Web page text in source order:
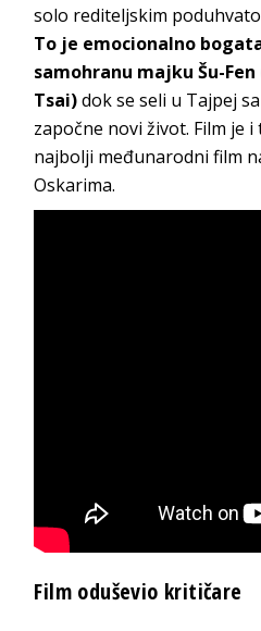
solo rediteljskim
To je emocionalno
samohranu majku Šu-
Tsai)dok se seli u Tajpej
započne novi život. Film je
najbolji međunarodni film
Oskarima.
Film oduševio kritičare